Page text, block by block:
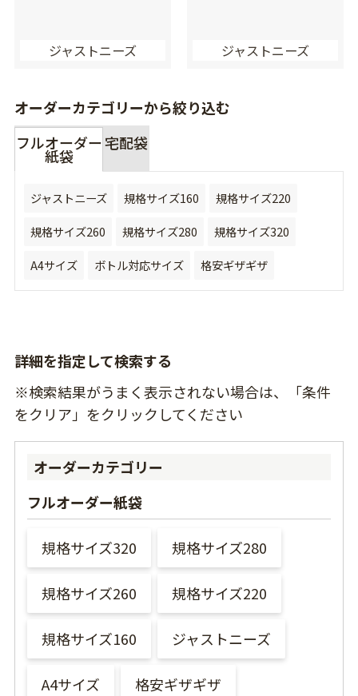
ジャストニーズ ジャストニーズ
オーダーカテゴリーから絞り込む
フルオーダー
紙袋
宅配袋
ジャストニーズ 規格サイズ160
規格サイズ220
規格サイズ260
規格サイズ280
規格サイズ320
A4サイズ
ボトル対応サイズ 格安ギザギザ
詳細を指定して検索する
※検索結果がうまく表示されない場合は、「条件
をクリア」をクリックしてください
オーダーカテゴリー
フルオーダー紙袋
規格サイズ320 規格サイズ280
規格サイズ260 規格サイズ220
規格サイズ160 ジャストニーズ
A4サイズ 格安ギザギザ